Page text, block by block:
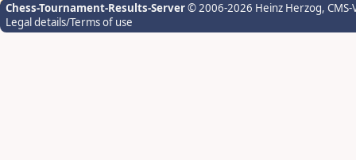
Chess-Tournament-Results-Server© 2006-2026 Heinz Herzog,
Legal details/Terms of use